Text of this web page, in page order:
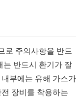
로 주의사항을 반드
는 반드시 환기가 잘
부에는 유해 가스가
장비를 착용하는